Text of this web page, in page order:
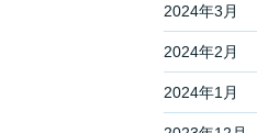
2024年3月
2024年2月
2024年1月